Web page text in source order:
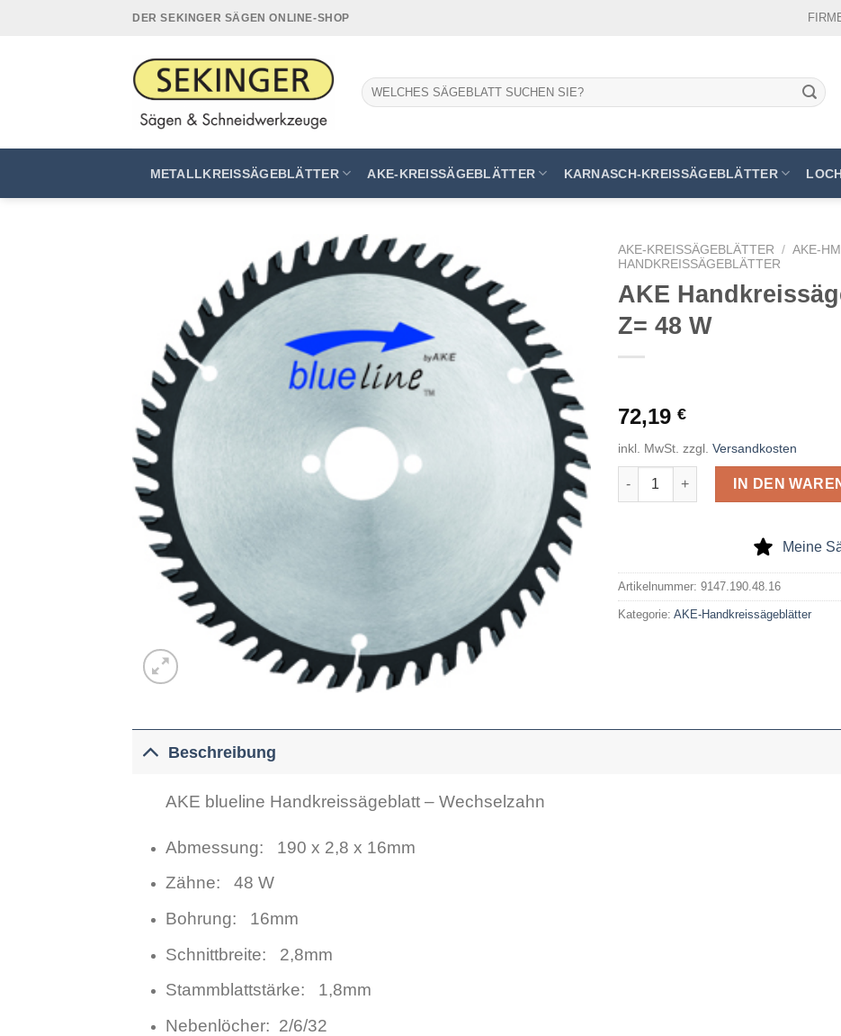
DER SEKINGER SÄGEN ONLINE-SHOP
Suchen
nach:
METALLKREISSÄGEBLÄTTER AKE-KREISSÄGEBLÄTTER KARNASCH-KREISSÄGEBLÄTTER
Meine
Sägen
hinzufügen
AKE-KREISSÄGEBLÄTTER / AKE-
HANDKREISSÄGEBLÄTTER
AKE
Z= 48 W
72,19 €
inkl. MwSt. zzgl. Versandkosten
AKE Handkreissägeblatt 190 x 2,8 x
IN DEN
Meine
Artikelnummer: 9147.190.48.16
Kategorie: AKE-Handkreissägeblätter
Beschreibung
AKE blueline Handkreissägeblatt – Wechselzahn
Abmessung: 190 x 2,8 x 16mm
Zähne: 48 W
Bohrung: 16mm
Schnittbreite: 2,8mm
Stammblattstärke: 1,8mm
Nebenlöcher: 2/6/32